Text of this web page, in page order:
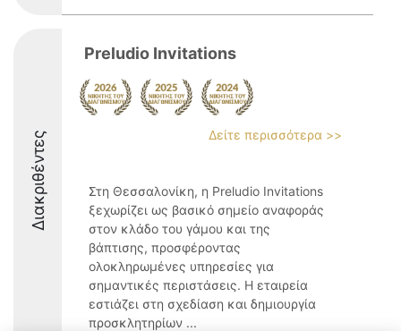
Διακριθέντες
Preludio Invitations
Δείτε περισσότερα >>
Στη Θεσσαλονίκη, η Preludio Invitations
ξεχωρίζει ως βασικό σημείο αναφοράς
στον κλάδο του γάμου και της
βάπτισης, προσφέροντας
ολοκληρωμένες υπηρεσίες για
σημαντικές περιστάσεις. Η εταιρεία
εστιάζει στη σχεδίαση και δημιουργία
προσκλητηρίων ...